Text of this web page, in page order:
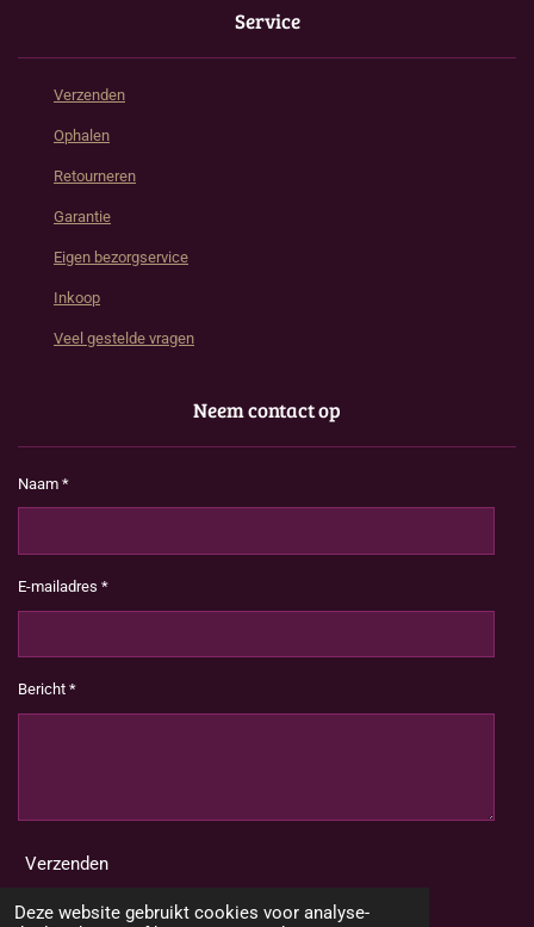
Deze website gebruikt cookies voor analyse-
Service
Verzenden
Ophalen
Retourneren
Garantie
Eigen bezorgservice
Inkoop
Veel gestelde vragen
Neem contact op
Naam *
E-mailadres *
Bericht *
Verzenden